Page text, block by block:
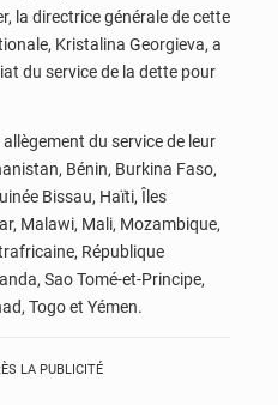
la directrice générale de cette
Kristalina Georgieva, a
du service de la dette pour
du service de leur
Bénin, Burkina Faso,
Bissau, Haïti, Îles
Malawi, Mali, Mozambique,
République
Sao Tomé-et-Principe,
Togo et Yémen.
LA PUBLICITÉ